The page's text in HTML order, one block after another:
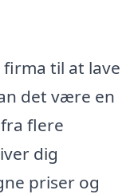
til at lave
det være en
flere
dig
priser og